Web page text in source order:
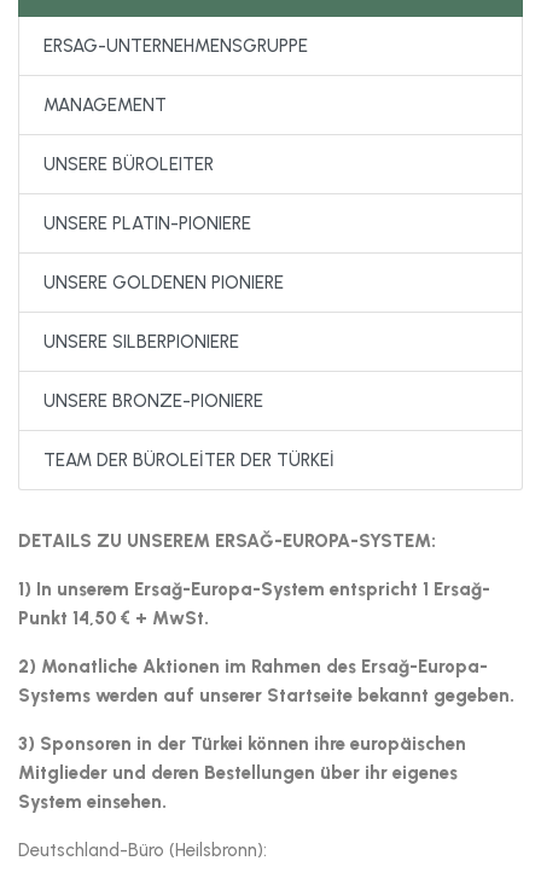
ERSAG-UNTERNEHMENSGRUPPE
MANAGEMENT
UNSERE BÜROLEITER
UNSERE PLATIN-PIONIERE
UNSERE GOLDENEN PIONIERE
UNSERE SILBERPIONIERE
UNSERE BRONZE-PIONIERE
TEAM DER BÜROLEİTER DER TÜRKEİ
DETAILS ZU UNSEREM ERSAĞ-EUROPA-SYSTEM:
1) In unserem Ersağ-Europa-System entspricht 1 Ersağ-
Punkt 14,50 € + MwSt.
2) Monatliche Aktionen im Rahmen des Ersağ-Europa-
Systems werden auf unserer Startseite bekannt gegeben.
3) Sponsoren in der Türkei können ihre europäischen
Mitglieder und deren Bestellungen über ihr eigenes
System einsehen.
Deutschland-Büro (Heilsbronn):